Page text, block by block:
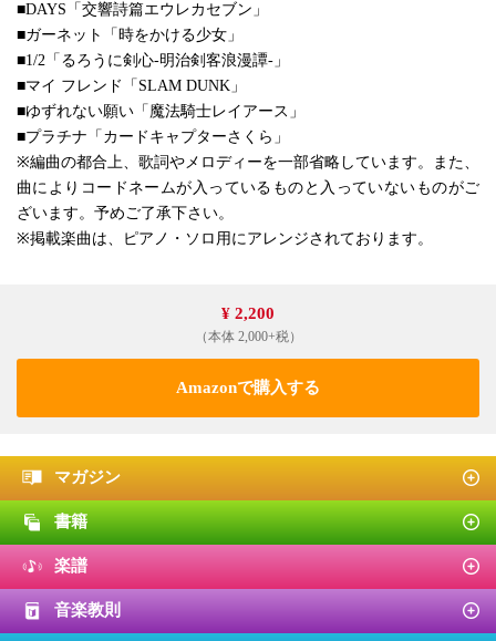
■DAYS「交響詩篇エウレカセブン」
■ガーネット「時をかける少女」
■1/2「るろうに剣心-明治剣客浪漫譚-」
■マイ フレンド「SLAM DUNK」
■ゆずれない願い「魔法騎士レイアース」
■プラチナ「カードキャプターさくら」
※編曲の都合上、歌詞やメロディーを一部省略しています。また、
曲によりコードネームが入っているものと入っていないものがご
ざいます。予めご了承下さい。
※掲載楽曲は、ピアノ・ソロ用にアレンジされております。
¥ 2,200
（本体 2,000+税）
Amazonで購入する
マガジン
書籍
楽譜
音楽教則